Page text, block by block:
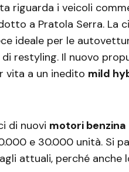
riguarda i veicoli
a Pratola Serra. La
ideale per le
di restyling. Il nuovo
vita a un inedito mild
di nuovi motori benzina
e 30.000 unità. Si
attuali, perché anche